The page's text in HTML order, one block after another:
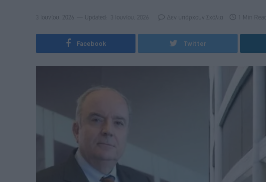
3 Ιουνίου, 2026 Updated: 3 Ιουνίου, 2026 Δεν υπάρχουν Σχόλια 1 Min Read
Facebook Twitter